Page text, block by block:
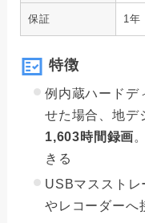
保証 1年
特徴
例内蔵ハードデ
せた場合、地デ
1,603時間録画
きる
USBマスストレ
やレコーダーへ